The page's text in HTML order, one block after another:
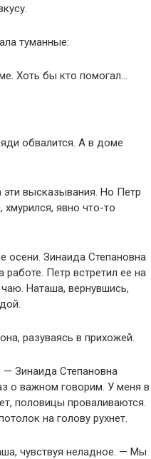
туманные:
Хоть бы кто помогал…
обвалится. А в доме
эти высказывания. Но Петр
явно что-то
осени. Зинаида Степановна
Петр встретил ее на
Наташа, вернувшись,
разуваясь в прихожей.
Зинаида Степановна
о важном говорим. У меня в
половицы проваливаются.
на голову рухнет.
чувствуя неладное. — Мы